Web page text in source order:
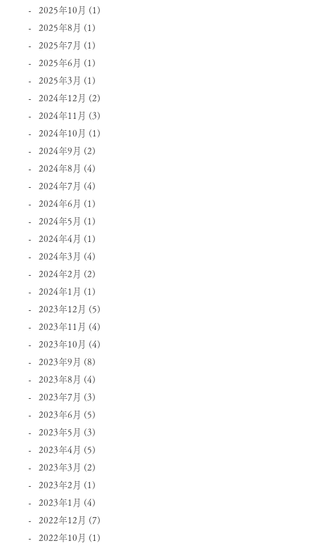
2025年10月 (1)
2025年8月 (1)
2025年7月 (1)
2025年6月 (1)
2025年3月 (1)
2024年12月 (2)
2024年11月 (3)
2024年10月 (1)
2024年9月 (2)
2024年8月 (4)
2024年7月 (4)
2024年6月 (1)
2024年5月 (1)
2024年4月 (1)
2024年3月 (4)
2024年2月 (2)
2024年1月 (1)
2023年12月 (5)
2023年11月 (4)
2023年10月 (4)
2023年9月 (8)
2023年8月 (4)
2023年7月 (3)
2023年6月 (5)
2023年5月 (3)
2023年4月 (5)
2023年3月 (2)
2023年2月 (1)
2023年1月 (4)
2022年12月 (7)
2022年10月 (1)